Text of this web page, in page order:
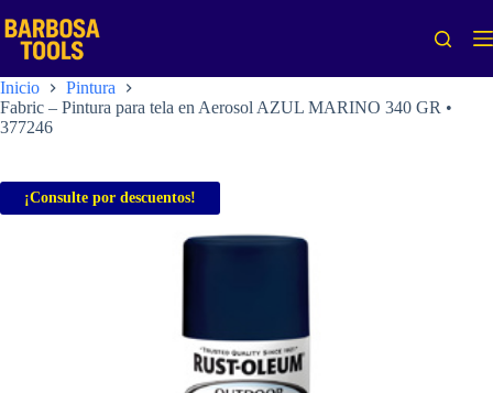
al
contenido
Inicio
Pintura
Fabric – Pintura para tela en Aerosol AZUL MARINO 340 GR •
377246
¡Consulte por descuentos!